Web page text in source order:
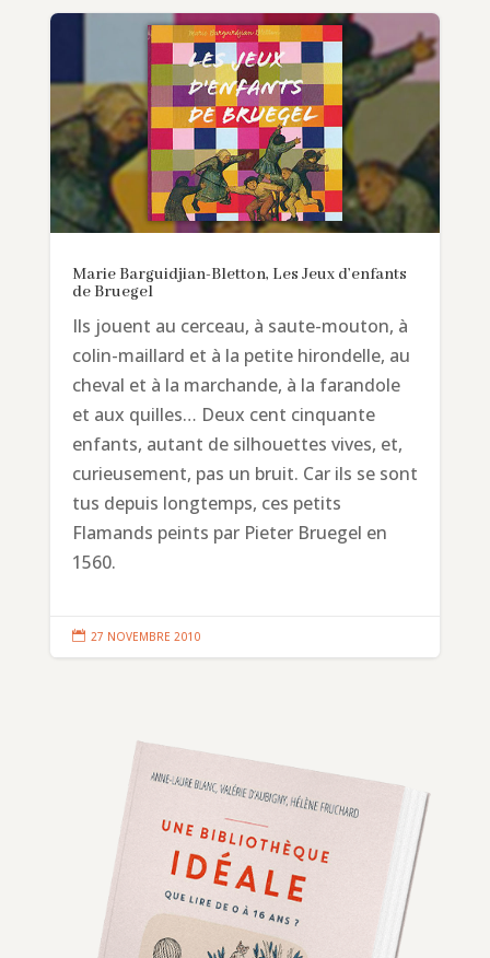
Marie Barguidjian-Bletton, Les Jeux d’enfants
de Bruegel
Ils jouent au cerceau, à saute-mouton, à
colin-maillard et à la petite hirondelle, au
cheval et à la marchande, à la farandole
et aux quilles… Deux cent cinquante
enfants, autant de silhouettes vives, et,
curieusement, pas un bruit. Car ils se sont
tus depuis longtemps, ces petits
Flamands peints par Pieter Bruegel en
1560.
 27 NOVEMBRE 2010